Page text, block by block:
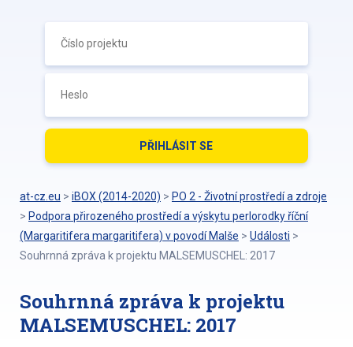
at-cz.eu > iBOX (2014-2020) > PO 2 - Životní prostředí a zdroje
> Podpora přirozeného prostředí a výskytu perlorodky říční
(Margaritifera margaritifera) v povodí Malše > Události >
Souhrnná zpráva k projektu MALSEMUSCHEL: 2017
Souhrnná zpráva k projektu
MALSEMUSCHEL: 2017